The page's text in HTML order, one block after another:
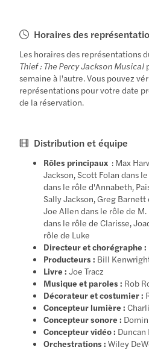
Horaires des
Les horaires des représentations
Thief : The Percy Jackson Musical
semaine à l'autre. Vous pouvez
représentations pour votre date
de la réservation.
Distribution et équipe
Rôles principaux : Max
Jackson, Scott Folan dans
dans le rôle d'Annabeth,
Sally Jackson, Greg
Joe Allen dans le rôle de
dans le rôle de Clarisse,
rôle de Luke
Directeur et chorégraphe :
Producteurs : Bill
Livre : Joe Tracz
Musique et paroles : Rob
Décorateur et costumier :
Concepteur lumière :
Concepteur sonore :
Concepteur vidéo : Duncan
Orchestrations : Wiley